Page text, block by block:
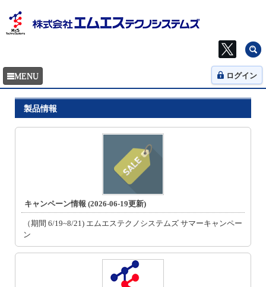
ログイン
製品情報
キャンペーン情報 (2026-06-19更新)
（期間 6/19~8/21) エムエステクノシステムズ サマーキャンペー
ン